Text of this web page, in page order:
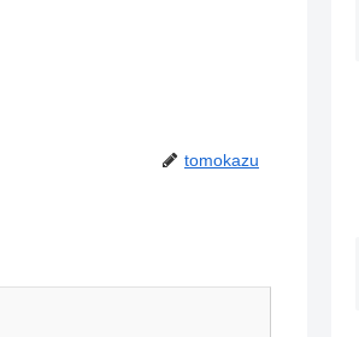
tomokazu